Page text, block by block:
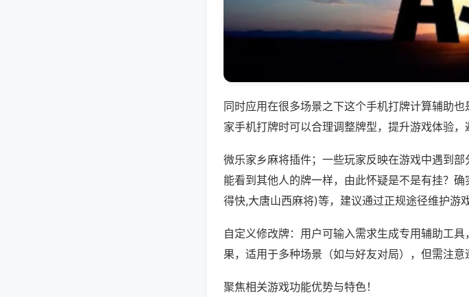
同时应用在很多场景之下这个手机打牌计算辅助
家手机打牌时可以合理调整牌型，提升游戏体验，
微乐家乡麻将插件；一些玩家反映在游戏中遇到
能看到其他人的牌一样，由此怀疑是不是有挂？
得快,大唐山西麻将)等，建议通过正规途径维护游戏
自定义修改牌：用户可输入需求生成专用辅助工
果，适用于多种场景（如与好友对局），但需注意
聚焦相关游戏功能优势与特色！